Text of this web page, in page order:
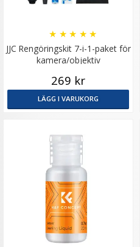
JJC Rengöringskit 7-i-1-paket för
kamera/objektiv
★ ★ ★ ★ ★
269 kr
LÄGG I VARUKORG